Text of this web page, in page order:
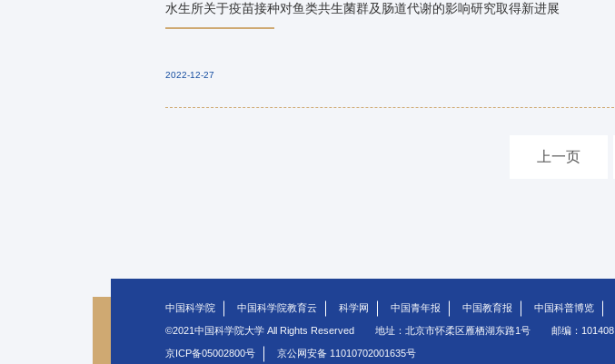
水生所关于疫苗接种对鱼类共生菌群及肠道代谢的影响研究取得新进展
2022-12-27
上一页
中国科学院 中国科学院教育云 科学网 中国青年报 中国教育报 中国科普博览
©2021中国科学院大学 All Rights Reserved 地址：北京市怀柔区雁栖湖东路1号 邮编：101408
京ICP备05002800号 京公网安备 11010702001635号